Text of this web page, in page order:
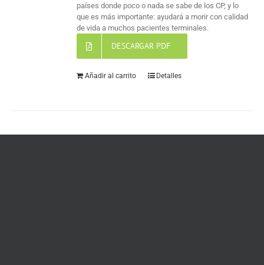
países donde poco o nada se sabe de los CP, y lo
que es más importante: ayudará a morir con calidad
de vida a muchos pacientes terminales.
DESCARGAR PDF
Añadir al carrito Detalles